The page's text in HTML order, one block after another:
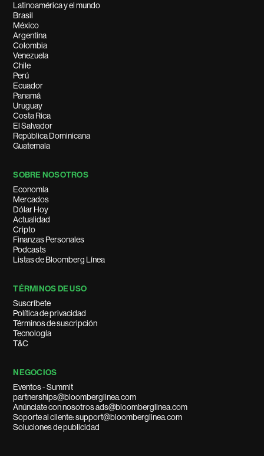
Latinoamérica y el mundo
Brasil
México
Argentina
Colombia
Venezuela
Chile
Perú
Ecuador
Panamá
Uruguay
Costa Rica
El Salvador
República Dominicana
Guatemala
SOBRE NOSOTROS
Economía
Mercados
Dólar Hoy
Actualidad
Cripto
Finanzas Personales
Podcasts
Listas de Bloomberg Línea
TÉRMINOS DE USO
Suscríbete
Política de privacidad
Términos de suscripción
Tecnología
T&C
NEGOCIOS
Eventos - Summit
partnerships@bloomberglinea.com
Anúnciate con nosotros ads@bloomberglinea.com
Soporte al cliente: support@bloomberglinea.com
Soluciones de publicidad